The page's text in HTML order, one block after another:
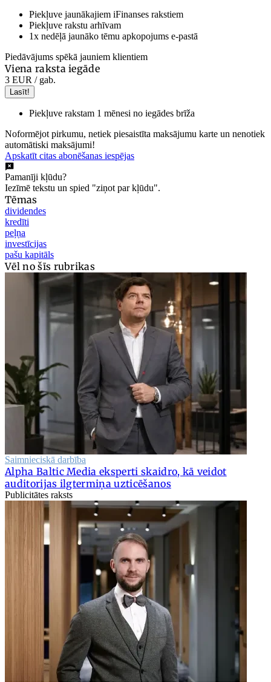
Piekļuve jaunākajiem iFinanses rakstiem
Piekļuve rakstu arhīvam
1x nedēļā jaunāko tēmu apkopojums e-pastā
Piedāvājums spēkā jauniem klientiem
Viena raksta iegāde
3 EUR / gab.
Lasīt!
Piekļuve rakstam 1 mēnesi no iegādes brīža
Noformējot pirkumu, netiek piesaistīta maksājumu karte un nenotiek
automātiski maksājumi!
Apskatīt citas abonēšanas iespējas
Pamanīji kļūdu?
Iezīmē tekstu un spied "ziņot par kļūdu".
Tēmas
dividendes
kredīti
peļņa
investīcijas
pašu kapitāls
Vēl no šīs rubrikas
Saimnieciskā darbība
Alpha Baltic Media eksperti skaidro, kā veidot
auditorijas ilgtermiņa uzticēšanos
Publicitātes raksts